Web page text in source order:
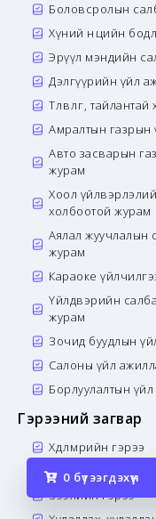
Боловсролын
Хүний нөөцийн
Эрүүл мэндийн
Дэлгүүрийн үйл
Төлөвлөгөө,
Амралтын газрын
Авто засварын
журам
Хоол
холбоотой журам
Аялал жуучлалын
журам
Караоке
Үйлдвэрийн
журам
Зочид буудлын
Салоны үйл
Борлуулалтын
Гэрээний загвар
Хөдөлмөрийн гэрээ
Бусад гэрээ
Зээлийн гэрээ
0 бүтээгдэхүүн